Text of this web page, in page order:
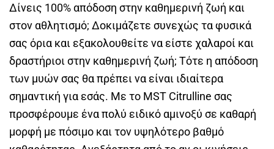
Δίνεις 100% απόδοση στην καθημερινή ζωή και
στον αθλητισμό; Δοκιμάζετε συνεχώς τα φυσικά
σας όρια και εξακολουθείτε να είστε χαλαροί και
δραστήριοι στην καθημερινή ζωή; Τότε η απόδοση
των μυών σας θα πρέπει να είναι ιδιαίτερα
σημαντική για εσάς. Με το MST Citrulline σας
προσφέρουμε ένα πολύ ειδικό αμινοξύ σε καθαρή
μορφή με πόσιμο και τον υψηλότερο βαθμό